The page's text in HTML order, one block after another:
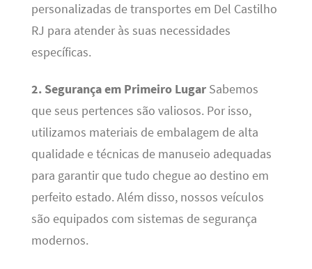
personalizadas de transportes em Del Castilho
RJ para atender às suas necessidades
específicas.
2. Segurança em Primeiro LugarSabemos
que seus pertences são valiosos. Por isso,
utilizamos materiais de embalagem de alta
qualidade e técnicas de manuseio adequadas
para garantir que tudo chegue ao destino em
perfeito estado. Além disso, nossos veículos
são equipados com sistemas de segurança
modernos.